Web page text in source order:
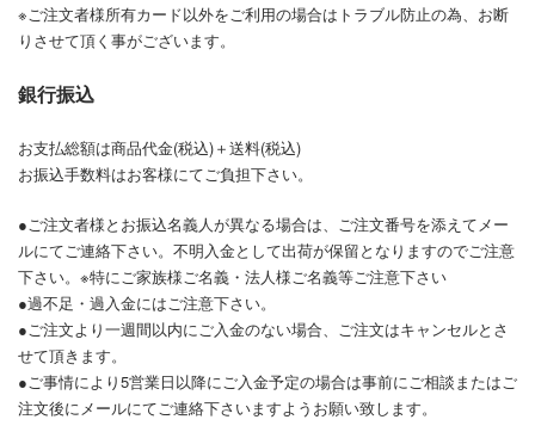
※ご注文者様所有カード以外をご利用の場合はトラブル防止の為、お断
りさせて頂く事がございます。
銀行振込
お支払総額は商品代金(税込)＋送料(税込)
お振込手数料はお客様にてご負担下さい。
●ご注文者様とお振込名義人が異なる場合は、ご注文番号を添えてメー
ルにてご連絡下さい。不明入金として出荷が保留となりますのでご注意
下さい。※特にご家族様ご名義・法人様ご名義等ご注意下さい
●過不足・過入金にはご注意下さい。
●ご注文より一週間以内にご入金のない場合、ご注文はキャンセルとさ
せて頂きます。
●ご事情により5営業日以降にご入金予定の場合は事前にご相談またはご
注文後にメールにてご連絡下さいますようお願い致します。